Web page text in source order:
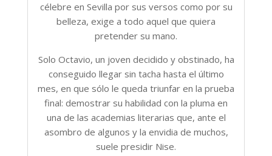
célebre en Sevilla por sus versos como por su
belleza, exige a todo aquel que quiera
pretender su mano.
Solo Octavio, un joven decidido y obstinado, ha
conseguido llegar sin tacha hasta el último
mes, en que sólo le queda triunfar en la prueba
final: demostrar su habilidad con la pluma en
una de las academias literarias que, ante el
asombro de algunos y la envidia de muchos,
suele presidir Nise.